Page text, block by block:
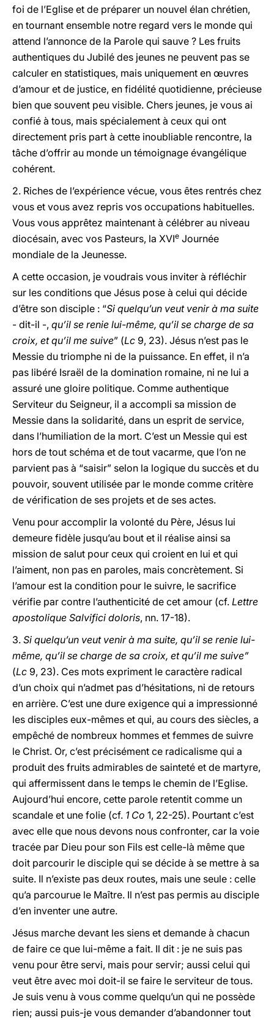
foi de l’Eglise et de préparer un nouvel élan chrétien,
en tournant ensemble notre regard vers le monde qui
attend l’annonce de la Parole qui sauve ? Les fruits
authentiques du Jubilé des jeunes ne peuvent pas se
calculer en statistiques, mais uniquement en œuvres
d’amour et de justice, en fidélité quotidienne, précieuse
bien que souvent peu visible. Chers jeunes, je vous ai
confié à tous, mais spécialement à ceux qui ont
directement pris part à cette inoubliable rencontre, la
tâche d’offrir au monde un témoignage évangélique
cohérent.
2. Riches de l’expérience vécue, vous êtes rentrés chez
vous et vous avez repris vos occupations habituelles.
Vous vous apprêtez maintenant à célébrer au niveau
diocésain, avec vos Pasteurs, la XVIe Journée
mondiale de la Jeunesse.
A cette occasion, je voudrais vous inviter à réfléchir
sur les conditions que Jésus pose à celui qui décide
d’être son disciple : “Si quelqu’un veut venir à ma suite
- dit-il -, qu’il se renie lui-même, qu’il se charge de sa
croix, et qu’il me suive” (Lc 9, 23). Jésus n’est pas le
Messie du triomphe ni de la puissance. En effet, il n’a
pas libéré Israël de la domination romaine, ni ne lui a
assuré une gloire politique. Comme authentique
Serviteur du Seigneur, il a accompli sa mission de
Messie dans la solidarité, dans un esprit de service,
dans l’humiliation de la mort. C’est un Messie qui est
hors de tout schéma et de tout vacarme, que l’on ne
parvient pas à “saisir” selon la logique du succès et du
pouvoir, souvent utilisée par le monde comme critère
de vérification de ses projets et de ses actes.
Venu pour accomplir la volonté du Père, Jésus lui
demeure fidèle jusqu’au bout et il réalise ainsi sa
mission de salut pour ceux qui croient en lui et qui
l’aiment, non pas en paroles, mais concrètement. Si
l’amour est la condition pour le suivre, le sacrifice
vérifie par contre l’authenticité de cet amour (cf. Lettre
apostolique Salvifici doloris, nn. 17-18).
3. Si quelqu’un veut venir à ma suite, qu’il se renie lui-
même, qu’il se charge de sa croix, et qu’il me suive”
(Lc 9, 23). Ces mots expriment le caractère radical
d’un choix qui n’admet pas d’hésitations, ni de retours
en arrière. C’est une dure exigence qui a impressionné
les disciples eux-mêmes et qui, au cours des siècles, a
empêché de nombreux hommes et femmes de suivre
le Christ. Or, c’est précisément ce radicalisme qui a
produit des fruits admirables de sainteté et de martyre,
qui affermissent dans le temps le chemin de l’Eglise.
Aujourd’hui encore, cette parole retentit comme un
scandale et une folie (cf. 1 Co 1, 22-25). Pourtant c’est
avec elle que nous devons nous confronter, car la voie
tracée par Dieu pour son Fils est celle-là même que
doit parcourir le disciple qui se décide à se mettre à sa
suite. Il n’existe pas deux routes, mais une seule : celle
qu’a parcourue le Maître. Il n’est pas permis au disciple
d’en inventer une autre.
Jésus marche devant les siens et demande à chacun
de faire ce que lui-même a fait. Il dit : je ne suis pas
venu pour être servi, mais pour servir; aussi celui qui
veut être avec moi doit-il se faire le serviteur de tous.
Je suis venu à vous comme quelqu’un qui ne possède
rien; aussi puis-je vous demander d’abandonner tout